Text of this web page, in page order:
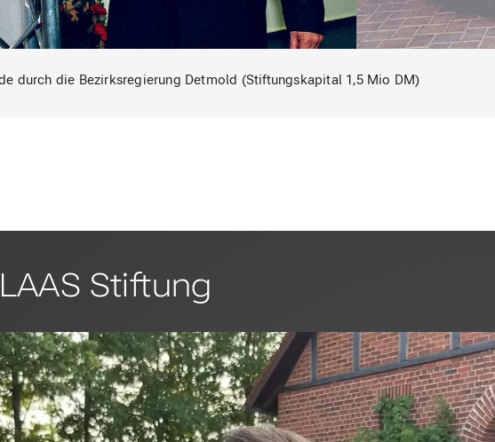
durch die Bezirksregierung Detmold (Stiftungskapital 1,5 Mio DM)
Stiftung